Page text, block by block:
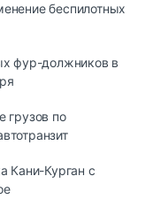
беспилотных
фур-должников в
грузов по
Кани-Курган с